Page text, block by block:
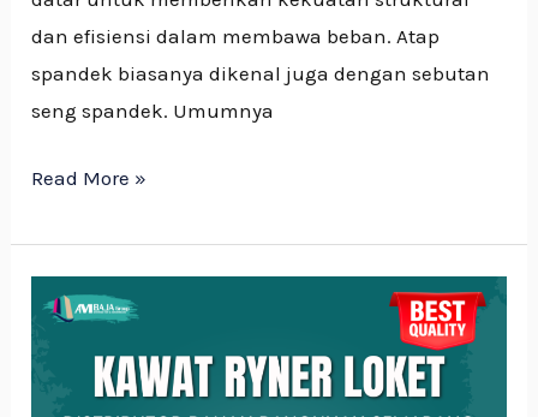
dan efisiensi dalam membawa beban. Atap
spandek biasanya dikenal juga dengan sebutan
seng spandek. Umumnya
Read More »
Mengenal
Kawat